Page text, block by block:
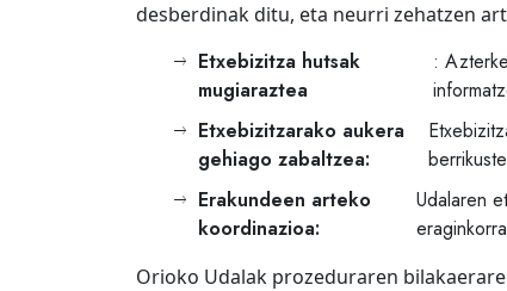
desberdinak ditu, eta neurri zehatzen
Etxebizitza hutsak
mugiaraztea
:
Etxebizitzarako aukera
gehiago zabaltzea:
Erakundeen arteko
koordinazioa:
Udalaren
Orioko Udalak prozeduraren